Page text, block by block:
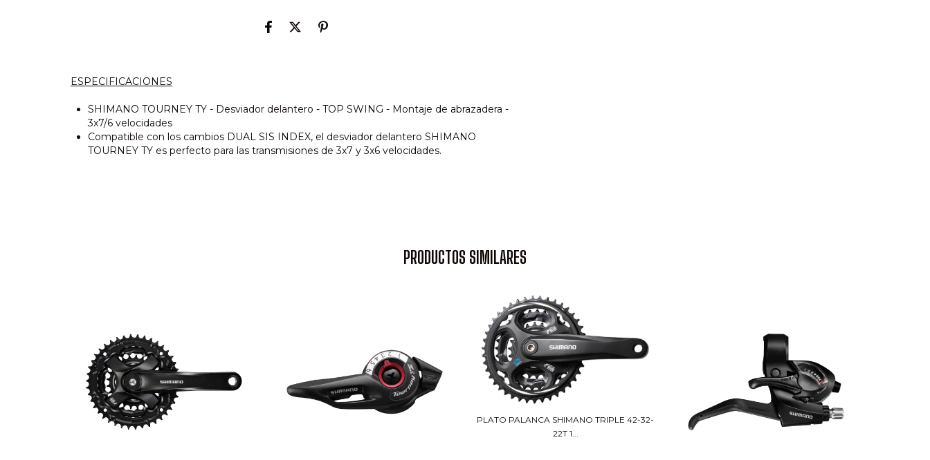
ESPECIFICACIONES
SHIMANO TOURNEY TY - Desviador delantero - TOP SWING - Montaje de abrazadera -
3x7/6 velocidades
Compatible con los cambios DUAL SIS INDEX, el desviador delantero SHIMANO
TOURNEY TY es perfecto para las transmisiones de 3x7 y 3x6 velocidades.
PRODUCTOS SIMILARES
PLATO PALANCA SHIMANO TRIPLE 42-32-
22T 1...